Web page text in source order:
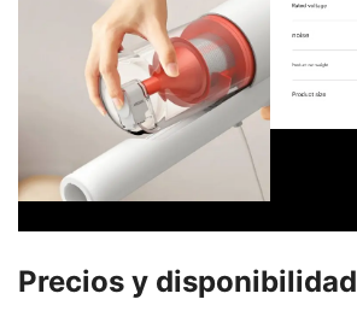
Precios y disponibilidad